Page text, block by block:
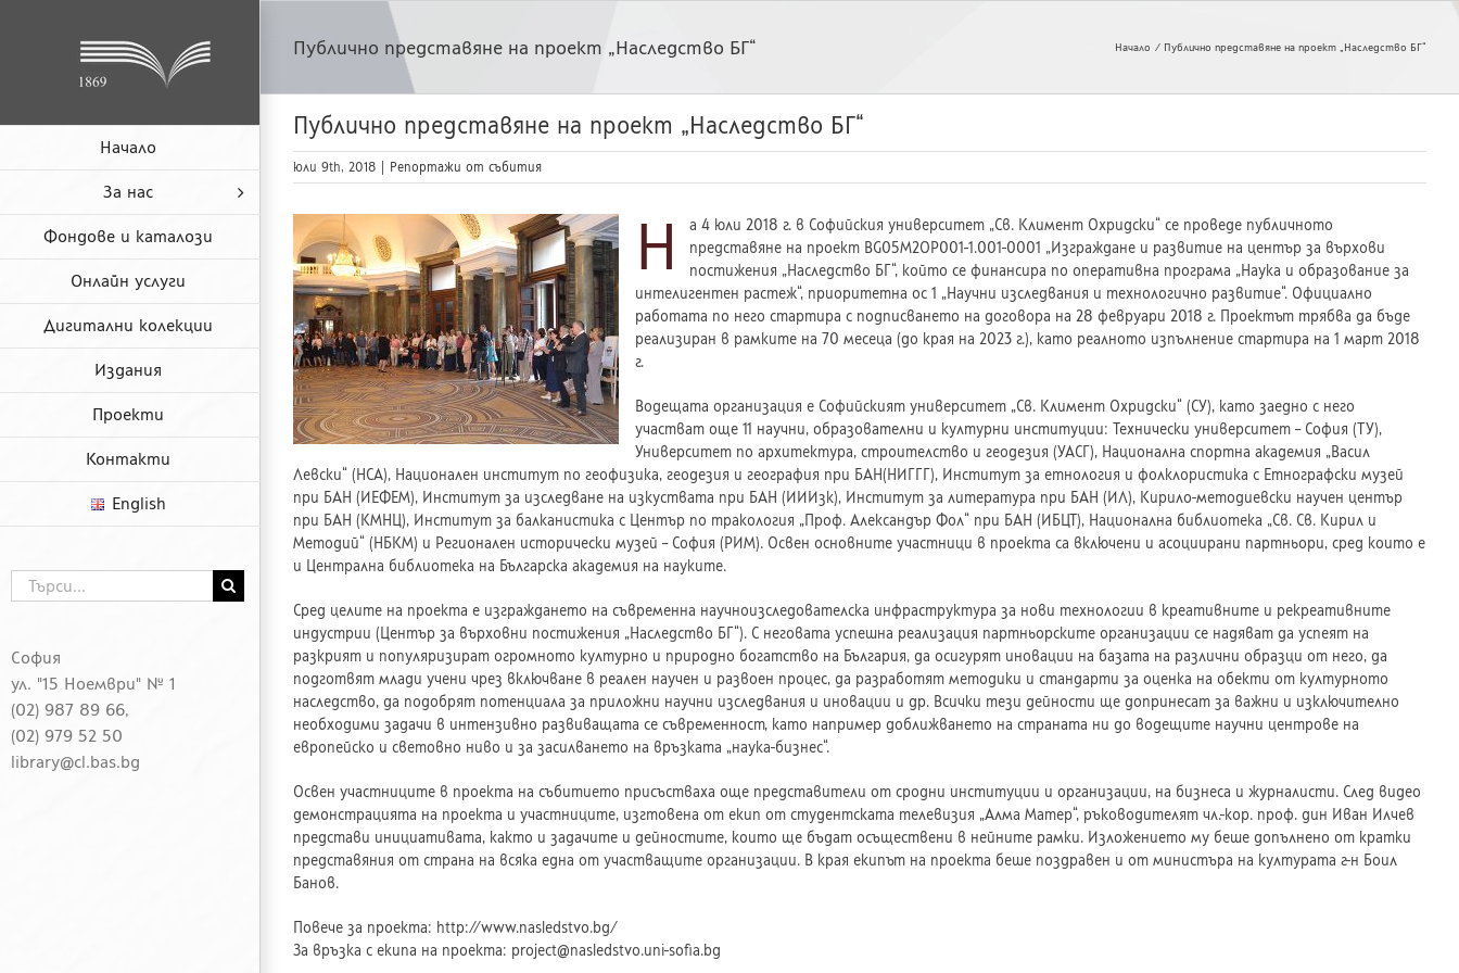
Начало
За нас
Фондове и каталози
Онлайн услуги
Дигитални колекции
Издания
Проекти
Контакти
English
София
ул. "15 Ноември" № 1
(02) 987 89 66,
(02) 979 52 50
library@cl.bas.bg
Търсене
...
Публично представяне на проект „Наследство БГ“ Начало Публично представяне на проект „Наследство БГ“
Публично представяне на проект „Наследство БГ“
юли 9th, 2018 Репортажи от събития
Н
а 4 юли 2018 г. в Софийския университет „Св. Климент Охридски“ се проведе публичното
представяне на проект BG05M2OP001-1.001-0001 „Изграждане и развитие на център за върхови
постижения „Наследство БГ“, който се финансира по оперативна програма „Наука и образование за
интелигентен растеж“, приоритетна ос 1 „Научни изследвания и технологично развитие“. Официално
работата по него стартира с подписването на договора на 28 февруари 2018 г. Проектът трябва да бъде
реализиран в рамките на 70 месеца (до края на 2023 г.), като реалното изпълнение стартира на 1 март 2018
г.
Водещата организация е Софийският университет „Св. Климент Охридски“ (СУ), като заедно с него
участват още 11 научни, образователни и културни институции: Технически университет – София (ТУ),
Университет по архитектура, строителство и геодезия (УАСГ), Национална спортна академия „Васил
Левски“ (НСА), Национален институт по геофизика, геодезия и география при БАН(НИГГГ), Институт за етнология и фолклористика с Етнографски музей
при БАН (ИЕФЕМ), Институт за изследване на изкуствата при БАН (ИИИзк), Институт за литература при БАН (ИЛ), Кирило-методиевски научен център
при БАН (КМНЦ), Институт за балканистика с Център по тракология „Проф. Александър Фол“ при БАН (ИБЦТ), Национална библиотека „Св. Св. Кирил и
Методий“ (НБКМ) и Регионален исторически музей – София (РИМ). Освен основните участници в проекта са включени и асоциирани партньори, сред които е
и Централна библиотека на Българска академия на науките.
Сред целите на проекта е изграждането на съвременна научноизследователска инфраструктура за нови технологии в креативните и рекреативните
индустрии (Център за върховни постижения „Наследство БГ“). С неговата успешна реализация партньорските организации се надяват да успеят на
разкрият и популяризират огромното културно и природно богатство на България, да осигурят иновации на базата на различни образци от него, да
подготвят млади учени чрез включване в реален научен и развоен процес, да разработят методики и стандарти за оценка на обекти от културното
наследство, да подобрят потенциала за приложни научни изследвания и иновации и др. Всички тези дейности ще допринесат за важни и изключително
необходими задачи в интензивно развиващата се съвременност, като например доближването на страната ни до водещите научни центрове на
европейско и световно ниво и за засилването на връзката „наука-бизнес“.
Освен участниците в проекта на събитието присъстваха още представители от сродни институции и организации, на бизнеса и журналисти. След видео
демонстрацията на проекта и участниците, изгтовена от екип от студентската телевизия „Алма Матер“, ръководителят чл.-кор. проф. дин Иван Илчев
представи инициативата, както и задачите и дейностите, които ще бъдат осъществени в нейните рамки. Изложението му беше допълнено от кратки
представяния от страна на всяка една от участващите организации. В края екипът на проекта беше поздравен и от министъра на културата г-н Боил
Банов.
Повече за проекта: http://www.nasledstvo.bg/
За връзка с екипа на проекта: project@nasledstvo.uni-sofia.bg